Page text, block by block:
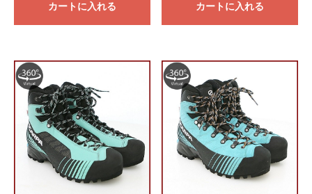
カートに入れる カートに入れる